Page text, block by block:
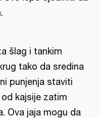
šlag i tankim
tako da sredina
punjenja staviti
kajsije zatim
Ova jaja mogu da